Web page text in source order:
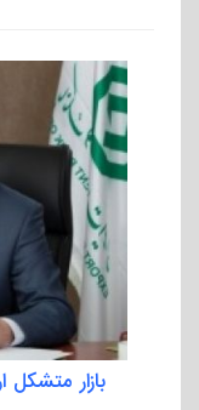
بازار متشکل